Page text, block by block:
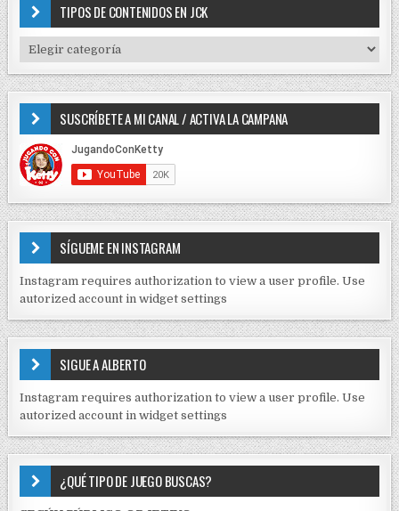
f
r
:
TIPOS DE CONTENIDOS EN JCK
I
P
D
E
C
O
N
T
I
D
S
E
J
C
K
SUSCRÍBETE A MI CANAL / ACTIVA LA CAMPANA
SÍGUEME EN INSTAGRAM
Instagram requires authorization to view a user profile. Use
autorized account in widget settings
SIGUE A ALBERTO
Instagram requires authorization to view a user profile. Use
autorized account in widget settings
¿QUÉ TIPO DE JUEGO BUSCAS?